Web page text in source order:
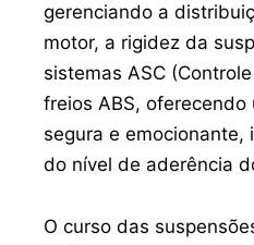
gerenciando a
motor, a rigidez da
sistemas ASC
freios ABS, oferecendo
segura e emocionante,
do nível de aderência
O curso das